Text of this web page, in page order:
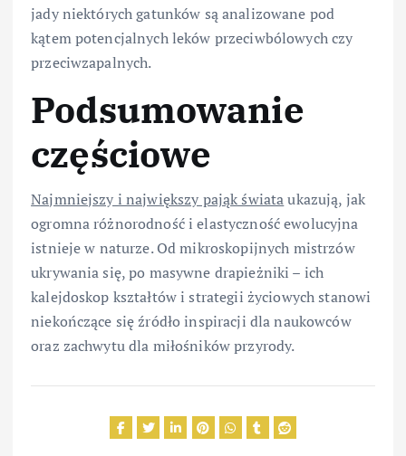
jady niektórych gatunków są analizowane pod
kątem potencjalnych leków przeciwbólowych czy
przeciwzapalnych.
Podsumowanie
częściowe
Najmniejszy i największy pająk świataukazują, jak
ogromna różnorodność i elastyczność ewolucyjna
istnieje w naturze. Od mikroskopijnych mistrzów
ukrywania się, po masywne drapieżniki – ich
kalejdoskop kształtów i strategii życiowych stanowi
niekończące się źródło inspiracji dla naukowców
oraz zachwytu dla miłośników przyrody.